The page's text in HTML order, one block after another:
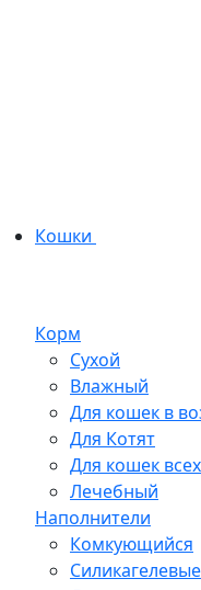
Кошки
Корм
Сухой
Влажный
Для кошек в
Для Котят
Для кошек
Лечебный
Наполнители
Комкующийся
Силикагелевые